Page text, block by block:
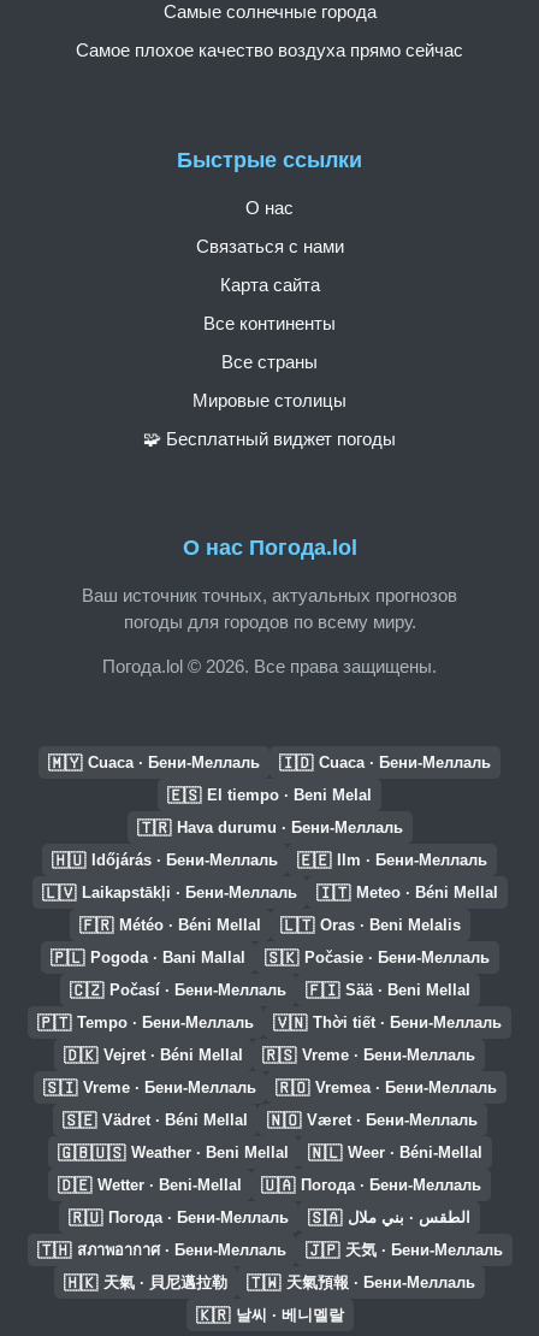
О нас Погода.lol
Ваш источник точных, актуальных прогнозов
погоды для городов по всему миру.
Погода.lol © 2026. Все права защищены.
Быстрые ссылки
О нас
Связаться с нами
Карта сайта
Все континенты
Все страны
Мировые столицы
🧩 Бесплатный виджет погоды
Самые солнечные города
Самое плохое качество воздуха прямо сейчас
🇲🇾 Cuaca · Бени-Меллаль 🇮🇩 Cuaca · Бени-Меллаль
🇪🇸 El tiempo · Beni Melal
🇹🇷 Hava durumu · Бени-Меллаль
🇭🇺 Időjárás · Бени-Меллаль 🇪🇪 Ilm · Бени-Меллаль
🇱🇻 Laikapstākļi · Бени-Меллаль 🇮🇹 Meteo · Béni Mellal
🇫🇷 Météo · Béni Mellal 🇱🇹 Oras · Beni Melalis
🇵🇱 Pogoda · Bani Mallal 🇸🇰 Počasie · Бени-Меллаль
🇨🇿 Počasí · Бени-Меллаль 🇫🇮 Sää · Beni Mellal
🇵🇹 Tempo · Бени-Меллаль 🇻🇳 Thời tiết · Бени-Меллаль
🇩🇰 Vejret · Béni Mellal 🇷🇸 Vreme · Бени-Меллаль
🇸🇮 Vreme · Бени-Меллаль 🇷🇴 Vremea · Бени-Меллаль
🇸🇪 Vädret · Béni Mellal 🇳🇴 Været · Бени-Меллаль
🇬🇧🇺🇸 Weather · Beni Mellal 🇳🇱 Weer · Béni-Mellal
🇩🇪 Wetter · Beni-Mellal 🇺🇦 Погода · Бени-Меллаль
🇷🇺 Погода · Бени-Меллаль 🇸🇦 الطقس · بني ملال
🇹🇭 สภาพอากาศ · Бени-Меллаль 🇯🇵 天気 · Бени-Меллаль
🇭🇰 天氣 · 貝尼邁拉勒 🇹🇼 天氣預報 · Бени-Меллаль
🇰🇷 날씨 · 베니멜랄